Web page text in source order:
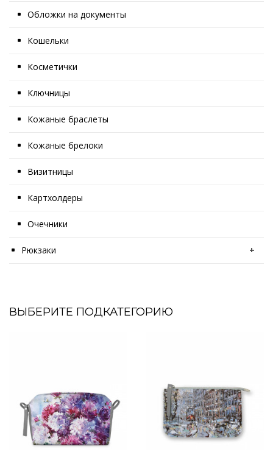
Обложки на документы
Кошельки
Косметички
Ключницы
Кожаные браслеты
Кожаные брелоки
Визитницы
Картхолдеры
Очечники
Рюкзаки +
ВЫБЕРИТЕ ПОДКАТЕГОРИЮ